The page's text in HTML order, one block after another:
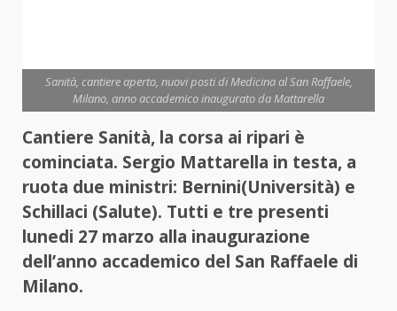
Sanità, cantiere aperto, nuovi posti di Medicina al San Raffaele,
Milano, anno accademico inaugurato da Mattarella
Cantiere Sanità, la corsa ai ripari è
cominciata. Sergio Mattarella in testa, a
ruota due ministri: Bernini(Università) e
Schillaci (Salute). Tutti e tre presenti
lunedi 27 marzo alla inaugurazione
dell’anno accademico del San Raffaele di
Milano.